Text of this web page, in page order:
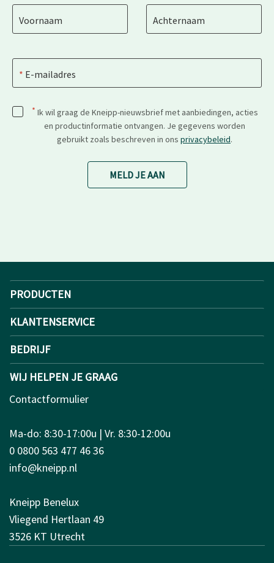
Voornaam Achternaam
E-mailadres
* Ik wil graag de Kneipp-nieuwsbrief met aanbiedingen, acties
en productinformatie ontvangen. Je gegevens worden
gebruikt zoals beschreven in ons privacybeleid.
MELD JE AAN
PRODUCTEN
KLANTENSERVICE
BEDRIJF
WIJ HELPEN JE GRAAG
Contactformulier
Ma-do: 8:30-17:00u | Vr. 8:30-12:00u
0 0800 563 477 46 36
info@kneipp.nl
Kneipp Benelux
Vliegend Hertlaan 49
3526 KT Utrecht